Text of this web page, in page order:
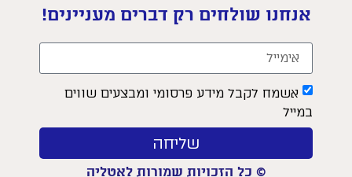
אנחנו שולחים רק דברים מעניינים!
אשמח לקבל מידע פרסומי ומבצעים שווים
במייל
שליחה
© כל הזכויות שמורות לאטליה